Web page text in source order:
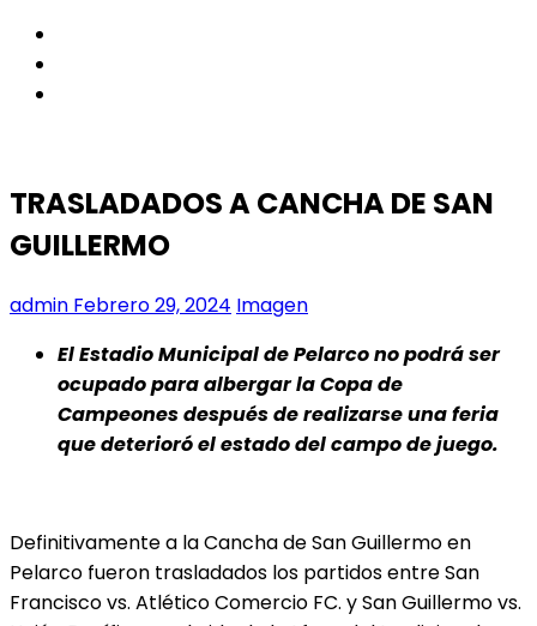
TRASLADADOS A CANCHA DE SAN
GUILLERMO
admin Febrero 29, 2024 Imagen
El Estadio Municipal de Pelarco no podrá ser
ocupado para albergar la Copa de
Campeones después de realizarse una feria
que deterioró el estado del campo de juego.
Definitivamente a la Cancha de San Guillermo en
Pelarco fueron trasladados los partidos entre San
Francisco vs. Atlético Comercio FC. y San Guillermo vs.